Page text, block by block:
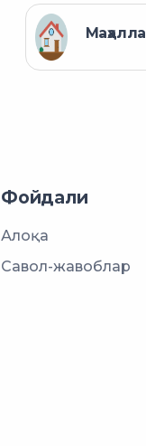
Маҳалла
Фойдали
Алоқа
Савол-жавоблар